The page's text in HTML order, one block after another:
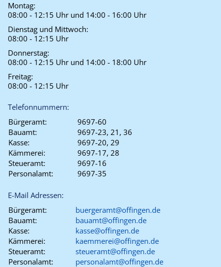
Montag:
08:00 - 12:15 Uhr und 14:00 - 16:00 Uhr
Dienstag und Mittwoch:
08:00 - 12:15 Uhr
Donnerstag:
08:00 - 12:15 Uhr und 14:00 - 18:00 Uhr
Freitag:
08:00 - 12:15 Uhr
Telefonnummern:
Bürgeramt:
9697-60
Bauamt:
9697-23, 21, 36
Kasse:
9697-20, 29
Kämmerei:
9697-17, 28
Steueramt:
9697-16
Personalamt:
9697-35
E-Mail Adressen:
Bürgeramt:
buergeramt@offingen.de
Bauamt:
bauamt@offingen.de
Kasse:
kasse@offingen.de
Kämmerei:
kaemmerei@offingen.de
Steueramt:
steueramt@offingen.de
Personalamt:
personalamt@offingen.de